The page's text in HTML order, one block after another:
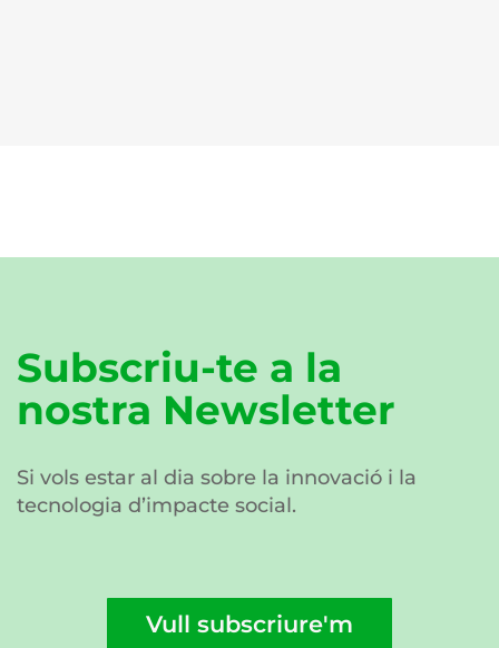
Subscriu-te a la
nostra Newsletter
Si vols estar al dia sobre la innovació i la
tecnologia d’impacte social.
Vull subscriure'm